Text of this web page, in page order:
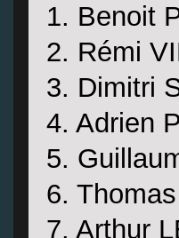
1. Benoit
2. Rémi
3. Dimitri
4. Adrien
5.
6.
7. Arthur